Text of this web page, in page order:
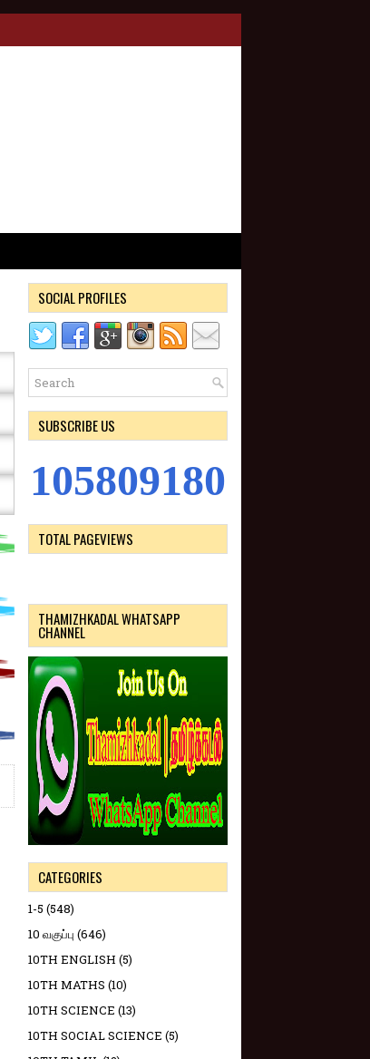
SOCIAL PROFILES
SUBSCRIBE US
105809180
TOTAL PAGEVIEWS
THAMIZHKADAL WHATSAPP
CHANNEL
CATEGORIES
1-5 (548)
10 வகுப்பு (646)
10TH ENGLISH (5)
10TH MATHS (10)
10TH SCIENCE (13)
10TH SOCIAL SCIENCE (5)